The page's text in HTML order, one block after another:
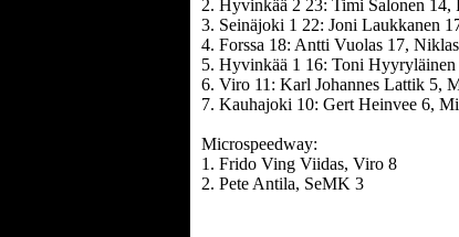
2. Hyvinkää 2 23: Timi Salonen 14,
3. Seinäjoki 1 22: Joni Laukkanen
4. Forssa 18: Antti Vuolas 17,
5. Hyvinkää 1 16: Toni Hyyryläinen
6. Viro 11: Karl Johannes Lattik 5,
7. Kauhajoki 10: Gert Heinvee 6,
Microspeedway:
1. Frido Ving Viidas, Viro 8
2. Pete Antila, SeMK 3